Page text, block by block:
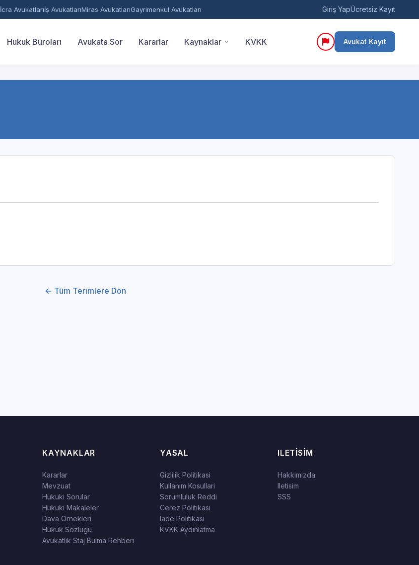
İcra Avukatlarıİş AvukatlarıMiras AvukatlarıGayrimenkul Avukatları Giriş YapÜcretsiz Kayıt
Hukuk Büroları Avukata Sor Kararlar Kaynaklar KVKK Avukat Kayıt
← Tüm Terimlere Dön
KAYNAKLAR
Kararlar
Mevzuat
Hukuki Sorular
Hukuki Makaleler
Dava Ornekleri
Hukuk Sozlugu
Avukatlık Staj Bulma Rehberi
YASAL
Gizlilik Politikasi
Kullanim Kosullari
Sorumluluk Reddi
Cerez Politikasi
Iade Politikasi
KVKK Aydinlatma
ILETISIM
Hakkimizda
Iletisim
SSS